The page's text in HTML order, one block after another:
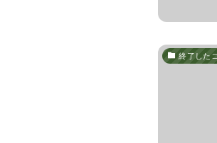
終了した